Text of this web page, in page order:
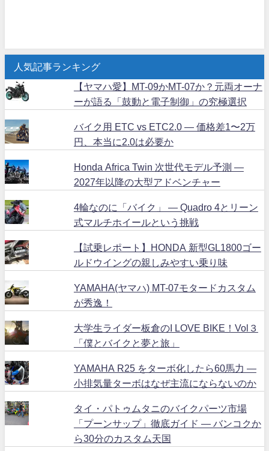
人気記事ランキング
【ヤマハ愛】MT-09かMT-07か？元両オーナ
ーが語る「鼓動と電子制御」の究極選択
バイク用 ETC vs ETC2.0 ― 価格差1〜2万
円、本当に2.0は必要か
Honda Africa Twin 次世代モデル予測 ―
2027年以降の大型アドベンチャー
4輪なのに「バイク」 ― Quadro 4とリーン
式マルチホイールという挑戦
【試乗レポート】HONDA 新型GL1800ゴー
ルドウイングの親しみやすい乗り味
YAMAHA(ヤマハ) MT-07モタードカスタム
が秀逸！
大学生ライダー板倉のI LOVE BIKE！Vol３
「僕とバイクと夢と旅」
YAMAHA R25 をターボ化したら60馬力 ―
小排気量ターボはなぜ主流にならないのか
タイ・パトゥムタニのバイクパーツ市場
「プーンサップ」徹底ガイド ― バンコクか
ら30分のカスタム天国